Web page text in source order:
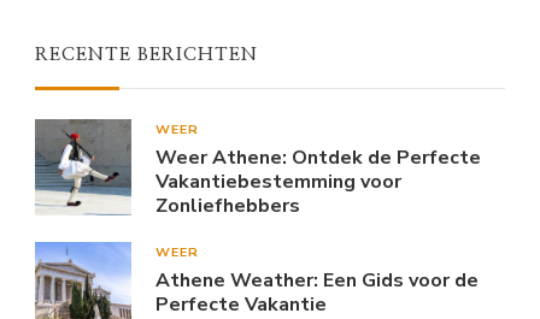
RECENTE BERICHTEN
WEER
Weer Athene: Ontdek de Perfecte
Vakantiebestemming voor
Zonliefhebbers
WEER
Athene Weather: Een Gids voor de
Perfecte Vakantie